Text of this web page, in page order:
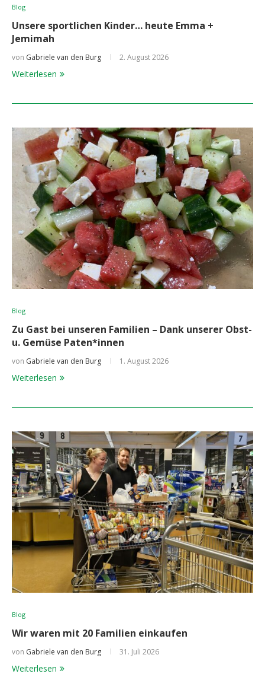
Blog
Unsere sportlichen Kinder… heute Emma +
Jemimah
von Gabriele van den Burg 2. August 2026
Weiterlesen
Blog
Zu Gast bei unseren Familien – Dank unserer Obst-
u. Gemüse Paten*innen
von Gabriele van den Burg 1. August 2026
Weiterlesen
Blog
Wir waren mit 20 Familien einkaufen
von Gabriele van den Burg 31. Juli 2026
Weiterlesen